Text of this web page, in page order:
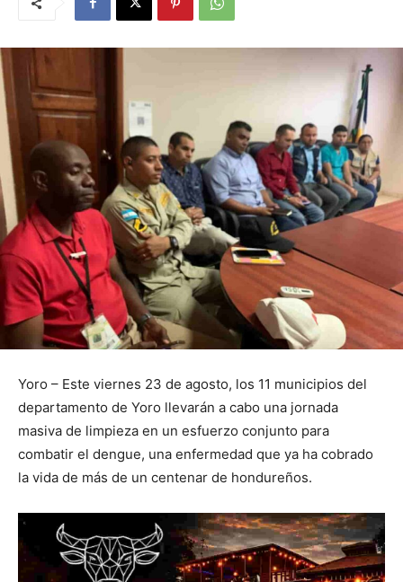
Yoro – Este viernes 23 de agosto, los 11 municipios del
departamento de Yoro llevarán a cabo una jornada
masiva de limpieza en un esfuerzo conjunto para
combatir el dengue, una enfermedad que ya ha cobrado
la vida de más de un centenar de hondureños.